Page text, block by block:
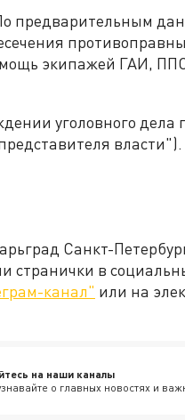
предварительным
экипажей ГАИ,
уголовного дела
власти").
Санкт-
странички в
канал" или на
на наши каналы
о главных новостях и